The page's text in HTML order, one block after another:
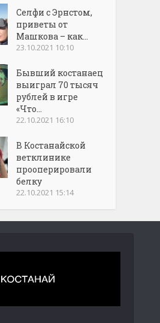
Селфи с Эрнстом,
приветы от
Машкова – как...
23.10.2021 10:10
Бывший костанаец
выиграл 70 тысяч
рублей в игре
«Что...
22.10.2021 16:10
В Костанайской
ветклинике
прооперировали
белку
22.10.2021 15:14